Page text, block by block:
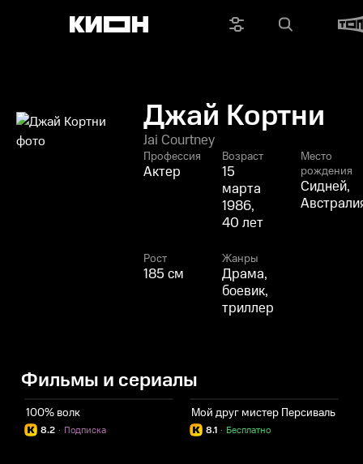
Джай Кортни
Jai Courtney
Профессия
Актер
Возраст
15
марта
1986,
40 лет
Место
рождения
Сидней,
Рост
185 см
Жанры
Драма,
боевик,
триллер
Фильмы и сериалы
100% волк
8.2 Подписка
·
Мой друг мистер Персиваль
8.1 Бесплатно
·